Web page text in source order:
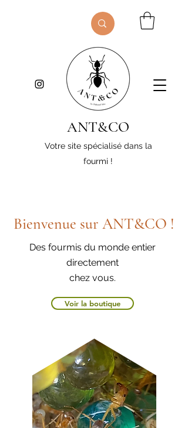
ANT&CO
Votre site spécialisé dans la
fourmi !
Bienvenue sur ANT&CO !
Des fourmis du monde entier
directement
chez vous.
Voir la boutique